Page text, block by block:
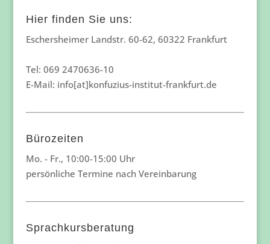
Hier finden Sie uns:
Eschersheimer Landstr. 60-62, 60322 Frankfurt
Tel: 069 2470636-10
E-Mail: info[at]konfuzius-institut-frankfurt.de
Bürozeiten
Mo. - Fr., 10:00-15:00 Uhr
persönliche Termine nach Vereinbarung
Sprachkursberatung